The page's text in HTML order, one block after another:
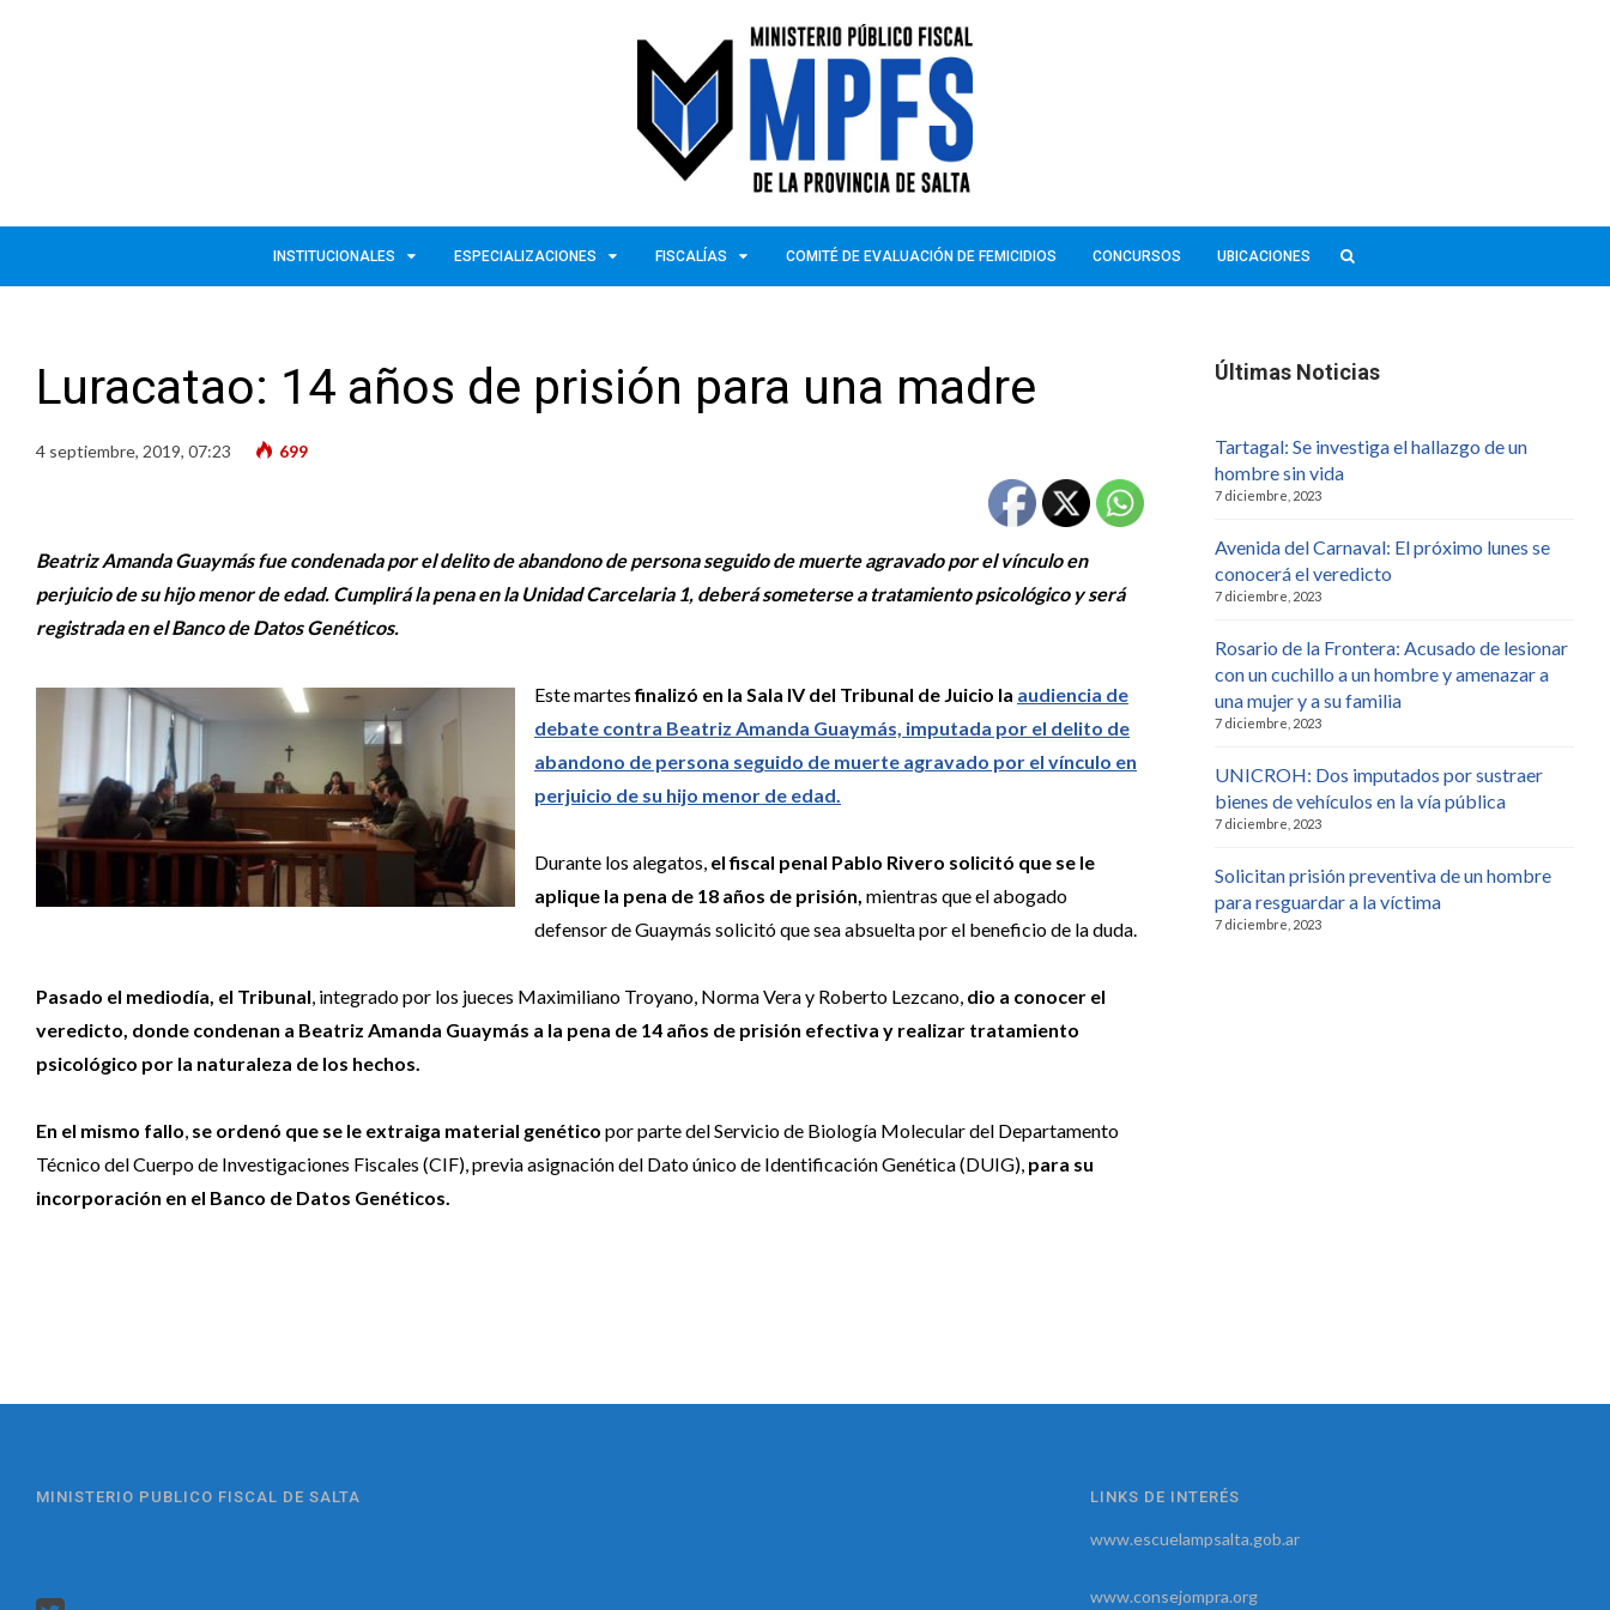
INSTITUCIONALES ESPECIALIZACIONES FISCALÍAS COMITÉ DE EVALUACIÓN DE FEMICIDIOS CONCURSOS UBICACIONES
Luracatao: 14 años de prisión para una madre
4 septiembre, 2019, 07:23 699
Beatriz Amanda Guaymás fue condenada por el delito de abandono de persona seguido de muerte agravado por el vínculo en
perjuicio de su hijo menor de edad. Cumplirá la pena en la Unidad Carcelaria 1, deberá someterse a tratamiento psicológico y será
registrada en el Banco de Datos Genéticos.
Este martesfinalizó en la Sala IV del Tribunal de Juicio la audiencia de
debate contra Beatriz Amanda Guaymás, imputada por el delito de
abandono de persona seguido de muerte agravado por el vínculo en
perjuicio de su hijo menor de edad.
Durante los alegatos, el fiscal penal Pablo Rivero solicitó que se le
aplique la pena de 18 años de prisión, mientras que el abogado
defensor de Guaymás solicitó que sea absuelta por el beneficio de la duda.
Pasado el mediodía, el Tribunal , integrado por los jueces Maximiliano Troyano, Norma Vera y Roberto Lezcano, dio a conocer el
veredicto, donde condenan a Beatriz Amanda Guaymás a la pena de 14 años de prisión efectiva y realizar tratamiento
psicológico por la naturaleza de los hechos.
En el mismo fallo se ordenó que se le extraiga material genético por parte del Servicio de Biología Molecular del Departamento
Técnico del Cuerpo de Investigaciones Fiscales (CIF), previa asignación del Dato único de Identificación Genética (DUIG), para su
incorporación en el Banco de Datos Genéticos.
Últimas Noticias
Tartagal: Se investiga el hallazgo de un
hombre sin vida
7 diciembre, 2023
Avenida del Carnaval: El próximo lunes se
conocerá el veredicto
7 diciembre, 2023
Rosario de la Frontera: Acusado de lesionar
con un cuchillo a un hombre y amenazar a
una mujer y a su familia
7 diciembre, 2023
UNICROH: Dos imputados por sustraer
bienes de vehículos en la vía pública
7 diciembre, 2023
Solicitan prisión preventiva de un hombre
para resguardar a la víctima
7 diciembre, 2023
MINISTERIO PUBLICO FISCAL DE SALTA LINKS DE INTERÉS
www.escuelampsalta.gob.ar
www.consejompra.org